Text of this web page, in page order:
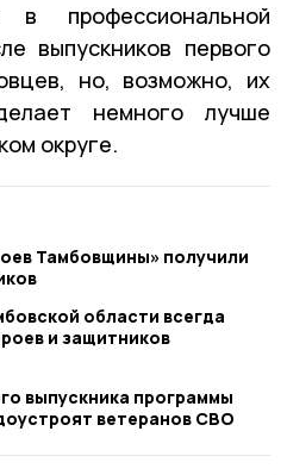
профессиональной
выпускников первого
но, возможно, их
немного лучше
округе.
Тамбовщины» получили
области всегда
и защитников
выпускника программы
ветеранов СВО